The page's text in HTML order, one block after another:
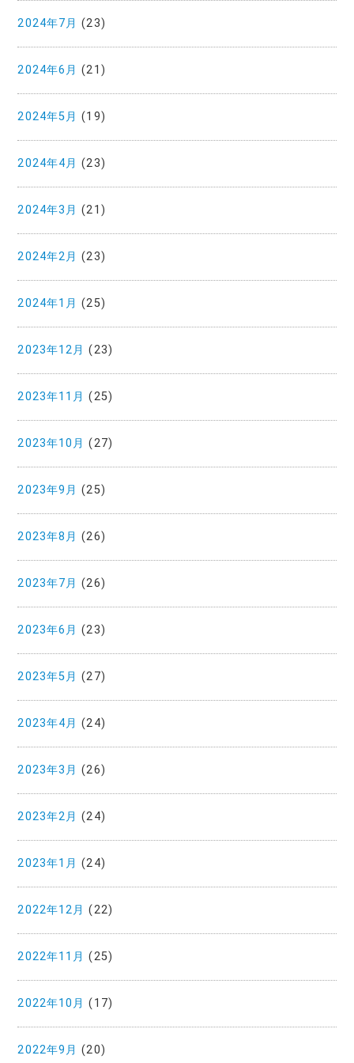
2024年7月 (23)
2024年6月 (21)
2024年5月 (19)
2024年4月 (23)
2024年3月 (21)
2024年2月 (23)
2024年1月 (25)
2023年12月 (23)
2023年11月 (25)
2023年10月 (27)
2023年9月 (25)
2023年8月 (26)
2023年7月 (26)
2023年6月 (23)
2023年5月 (27)
2023年4月 (24)
2023年3月 (26)
2023年2月 (24)
2023年1月 (24)
2022年12月 (22)
2022年11月 (25)
2022年10月 (17)
2022年9月 (20)